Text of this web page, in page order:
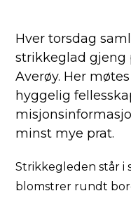
Hver torsdag
strikkeglad gjeng
Averøy. Her
hyggelig
minst mye prat.
Strikkegleden står i
blomstrer rundt